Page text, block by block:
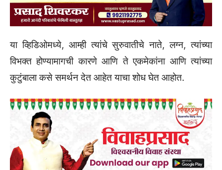
या व्हिडिओमध्ये, आम्ही त्यांचे सुरुवातीचे नाते, लग्न, त्यांच्या
विभक्त होण्यामागची कारणे आणि ते एकमेकांना आणि त्यांच्या
कुटुंबाला कसे समर्थन देत आहेत याचा शोध घेत आहोत.